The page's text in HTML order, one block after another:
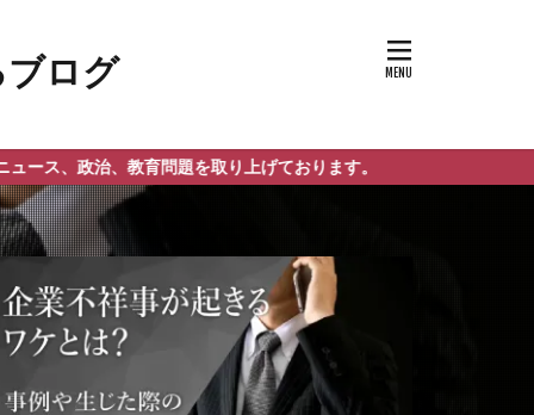
育問題を取り上げております。